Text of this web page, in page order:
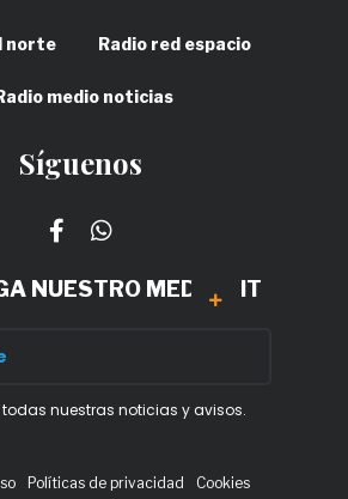
norte Radio red espacio
medio noticias
Síguenos
NUESTRO MEDIA KIT
nuestras noticias y avisos.
Políticas de privacidad Cookies